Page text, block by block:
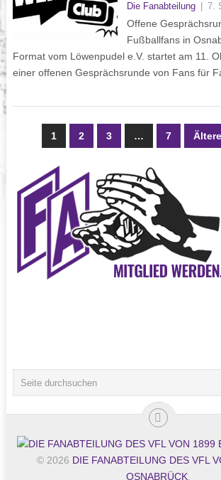
Die Fanabteilung 7.
Offene
Fußballfans in
Format vom Löwenpudel e.V. startet am 11.
einer offenen Gesprächsrunde von Fans für
1 2 3 … 7
© 2026 DIE FANABTEILUNG DES VFL
OSNABRÜCK